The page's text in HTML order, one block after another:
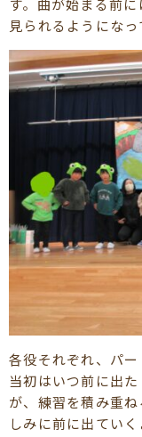
す。曲が始まる前
見られるようにな
各役それぞれ、パー
当初はいつ前に出
が、練習を積み重
しみに前に出ていく